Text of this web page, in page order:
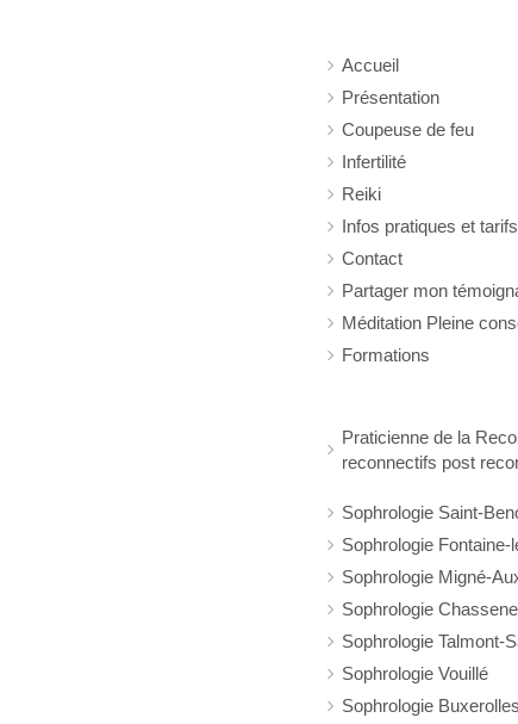
Accueil
Présentation
Coupeuse de feu
Infertilité
Reiki
Infos pratiques et tarifs
Contact
Partager mon
Méditation Pleine
Formations
Praticienne de la
reconnectifs post
Sophrologie Saint-
Sophrologie Fontaine-
Sophrologie Migné-
Sophrologie
Sophrologie Talmont-
Sophrologie Vouillé
Sophrologie Buxerolles